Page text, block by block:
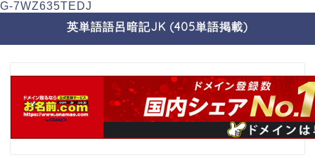
G-7WZ635TEDJ
英単語語呂暗記JK (405単語掲載)